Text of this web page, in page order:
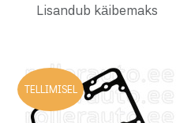
Lisandub käibemaks
TELLIMISEL